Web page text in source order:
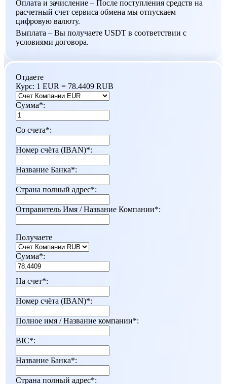
Оплата и зачисление – После поступления средств на
расчетный счет сервиса обмена мы отпускаем
цифровую валюту.
Выплата – Вы получаете USDT в соответствии с
условиями договора.
Отдаете
Курс: 1 EUR = 78.4409 RUB
Сумма*:
Со счета*:
Номер счёта (IBAN)*:
Название Банка*:
Страна полный адрес*:
Отправитель Имя / Название Компании*:
Получаете
Сумма*:
На счет*:
Номер счёта (IBAN)*:
Полное имя / Название компании*:
BIC*:
Название Банка*:
Страна полный адрес*: